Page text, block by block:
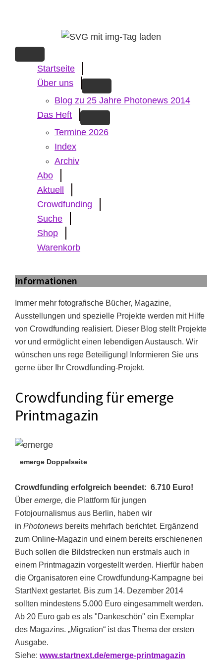
content
Startseite
Über uns
Blog zu 25 Jahre Photonews 2014
Das Heft
Termine 2026
Index
Archiv
Abo
Aktuell
Crowdfunding
Suche
Shop
Warenkorb
Informationen
Immer mehr fotografische Bücher, Magazine,
Ausstellungen und spezielle Projekte werden mit Hilfe
von Crowdfunding realisiert. Dieser Blog stellt Projekte
vor und ermöglicht einen lebendigen Austausch. Wir
wünschen uns rege Beteiligung! Informieren Sie uns
gerne über Ihr Crowdfunding-Projekt.
Crowdfunding für emerge
Printmagazin
emerge Doppelseite
Crowdfunding erfolgreich beendet: 6.710 Euro!
Über emerge, die Plattform für jungen
Fotojournalismus aus Berlin, haben wir
in Photonews bereits mehrfach berichtet. Ergänzend
zum Online-Magazin und einem bereits erschienenen
Buch sollen die Bildstrecken nun erstmals auch in
einem Printmagazin vorgestellt werden. Hierfür haben
die Organisatoren eine Crowdfundung-Kampagne bei
StartNext gestartet. Bis zum 14. Dezember 2014
sollten mindestens 5.000 Euro eingesammelt werden.
Ab 20 Euro gab es als "Dankeschön" ein Exemplar
des Magazins. „Migration“ ist das Thema der ersten
Ausgabe.
Siehe: www.startnext.de/emerge-printmagazin